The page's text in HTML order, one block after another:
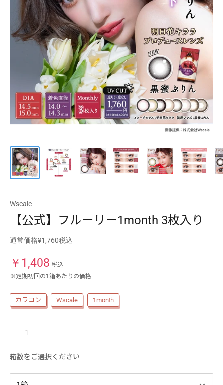
コラム
ご利用ガイド
よくあるご質問
Wscale
【公式】フルーリー1month 3枚入り
通常価格¥1,760税込
￥ 1,408 税込
※定期初回の1箱あたりの価格
カラコン Wscale 1month
箱数をご選択ください